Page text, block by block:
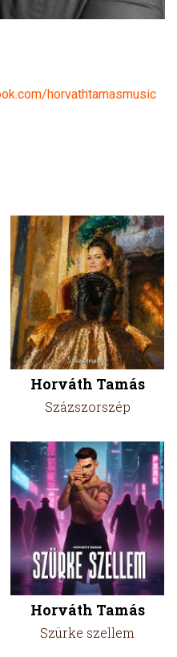
horvathtamasmusic
Horváth Tamás
Százszorszép
Horváth Tamás
Szürke szellem